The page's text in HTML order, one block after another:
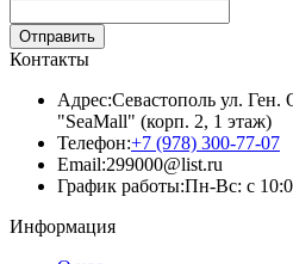
Отправить
Контакты
Адрес:Севастополь ул. Ген.
"SeaMall" (корп. 2, 1 этаж)
Телефон:+7 (978) 300-77-07
Email:299000@list.ru
График работы:Пн-Вс: с
Информация